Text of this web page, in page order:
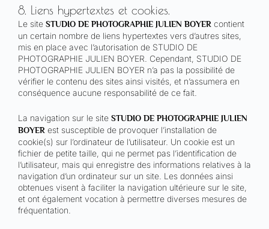
8. Liens hypertextes et cookies.
Le site STUDIO DE PHOTOGRAPHIE JULIEN BOYER contient
un certain nombre de liens hypertextes vers d’autres sites,
mis en place avec l’autorisation de STUDIO DE
PHOTOGRAPHIE JULIEN BOYER. Cependant, STUDIO DE
PHOTOGRAPHIE JULIEN BOYER n’a pas la possibilité de
vérifier le contenu des sites ainsi visités, et n’assumera en
conséquence aucune responsabilité de ce fait.
La navigation sur le site STUDIO DE PHOTOGRAPHIE JULIEN
BOYER est susceptible de provoquer l’installation de
cookie(s) sur l’ordinateur de l’utilisateur. Un cookie est un
fichier de petite taille, qui ne permet pas l’identification de
l’utilisateur, mais qui enregistre des informations relatives à la
navigation d’un ordinateur sur un site. Les données ainsi
obtenues visent à faciliter la navigation ultérieure sur le site,
et ont également vocation à permettre diverses mesures de
fréquentation.